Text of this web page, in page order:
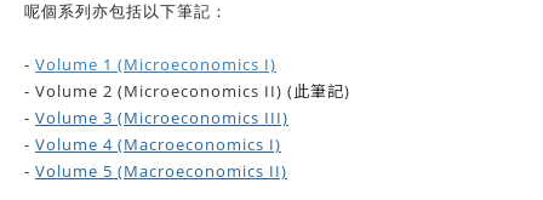
呢個系列亦包括以下筆記：
- Volume 1 (Microeconomics I)
- Volume 2 (Microeconomics II) (此筆記)
- Volume 3 (Microeconomics III)
- Volume 4 (Macroeconomics I)
- Volume 5 (Macroeconomics II)